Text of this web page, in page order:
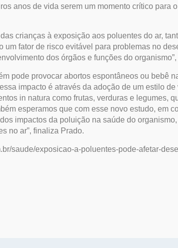
anos de vida serem um momento crítico para
crianças à exposição aos poluentes do ar,
um fator de risco evitável para problemas no
dos órgãos e funções do
pode provocar abortos espontâneos ou bebê
impacto é através da adoção de um estilo
in natura como frutas, verduras e legumes,
esperamos que com esse novo estudo, em
impactos da poluição na saúde do
no ar”, finaliza Prado.
saude/exposicao-a-poluentes-pode-afetar-